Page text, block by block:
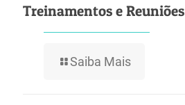
Treinamentos e Reuniões
Saiba Mais